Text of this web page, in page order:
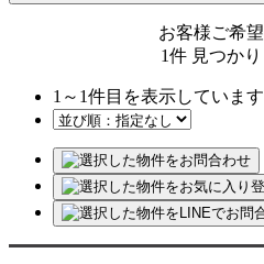
お客様ご希
1件 見つかり
1 ～ 1件目を表示しています